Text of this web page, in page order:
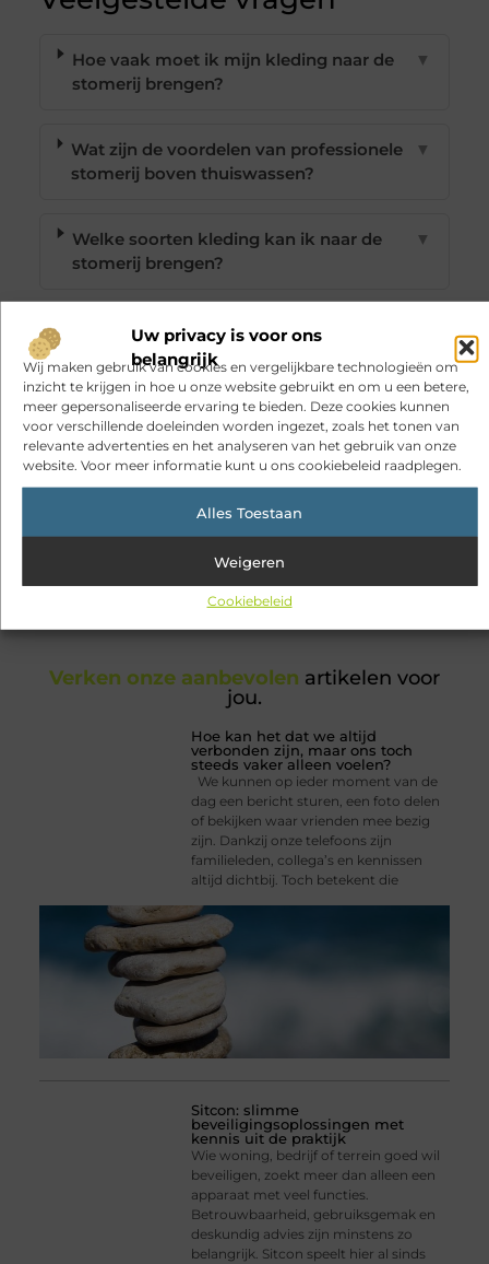
Uw privacy is voor ons
belangrijk
Wij maken gebruik van cookies en vergelijkbare technologieën om
inzicht te krijgen in hoe u onze website gebruikt en om u een betere,
meer gepersonaliseerde ervaring te bieden. Deze cookies kunnen
voor verschillende doeleinden worden ingezet, zoals het tonen van
relevante advertenties en het analyseren van het gebruik van onze
website. Voor meer informatie kunt u ons cookiebeleid raadplegen.
Alles Toestaan
Weigeren
Cookiebeleid
Hoe vaak moet ik mijn kleding naar de
stomerij brengen?
▼
Wat zijn de voordelen van professionele
stomerij boven thuiswassen?
▼
Welke soorten kleding kan ik naar de
stomerij brengen?
▼
Is professionele stomerij duur?
Hoe kies ik de beste stomerij in
Heerlen?
▼
Goed artikel? Deel hem dan op:
Verken onze aanbevolen artikelen voor
jou.
Hoe kan het dat we altijd
verbonden zijn, maar ons toch
steeds vaker alleen voelen?
We kunnen op ieder moment van de
dag een bericht sturen, een foto delen
of bekijken waar vrienden mee bezig
zijn. Dankzij onze telefoons zijn
familieleden, collega’s en kennissen
altijd dichtbij. Toch betekent die
Sitcon: slimme
beveiligingsoplossingen met
kennis uit de praktijk
Wie woning, bedrijf of terrein goed wil
beveiligen, zoekt meer dan alleen een
apparaat met veel functies.
Betrouwbaarheid, gebruiksgemak en
deskundig advies zijn minstens zo
belangrijk. Sitcon speelt hier al sinds